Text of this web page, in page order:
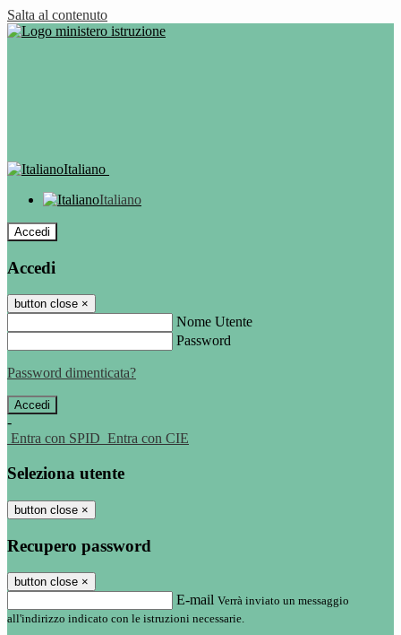
Salta al contenuto
Italiano
Italiano
Accedi
Accedi
button close ×
Nome Utente
Password
Password dimenticata?
-
Entra con SPID Entra con CIE
Seleziona utente
button close ×
Recupero password
button close ×
E-mail Verrà inviato un messaggio
all'indirizzo indicato con le istruzioni necessarie.